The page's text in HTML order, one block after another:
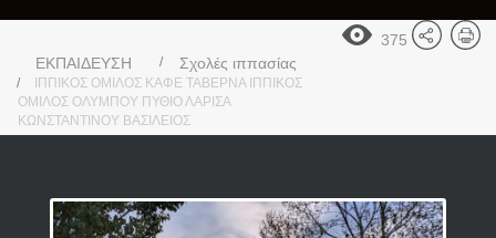
375
ΕΚΠΑΙΔΕΥΣΗ
Σχολές ιππασίας
ΙΠΠΙΚΟΣ ΟΜΙΛΟΣ ΚΑΦΕ ΤΑΒΕΡΝΑ ΙΠΠΙΚΟΣ
ΟΜΙΛΟΣ ΟΛΥΜΠΟΥ ΠΥΘΙΟ ΛΑΡΙΣΑ
ΚΩΝΣΤΑΝΤΙΝΟΥ ΒΑΣΙΛΕΙΟΣ